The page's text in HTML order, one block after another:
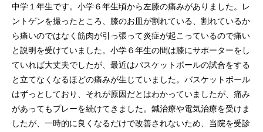
中学１年生です。小学６年生頃から左膝の痛みがありました。レ
ントゲンを撮ったところ、膝のお皿が割れている、割れているか
ら痛いのではなく筋肉が引っ張って炎症が起こっているので痛い
と説明を受けていました。小学６年生の間は膝にサポーターをし
ていれば大丈夫でしたが、最近はバスケットボールの試合をする
と立てなくなるほどの痛みが生じていました。バスケットボール
はずっとしており、それが原因だとはわかっていましたが、痛み
があってもプレーを続けてきました。鍼治療や電気治療を受けま
したが、一時的に良くなるだけで改善されないため、当院を受診